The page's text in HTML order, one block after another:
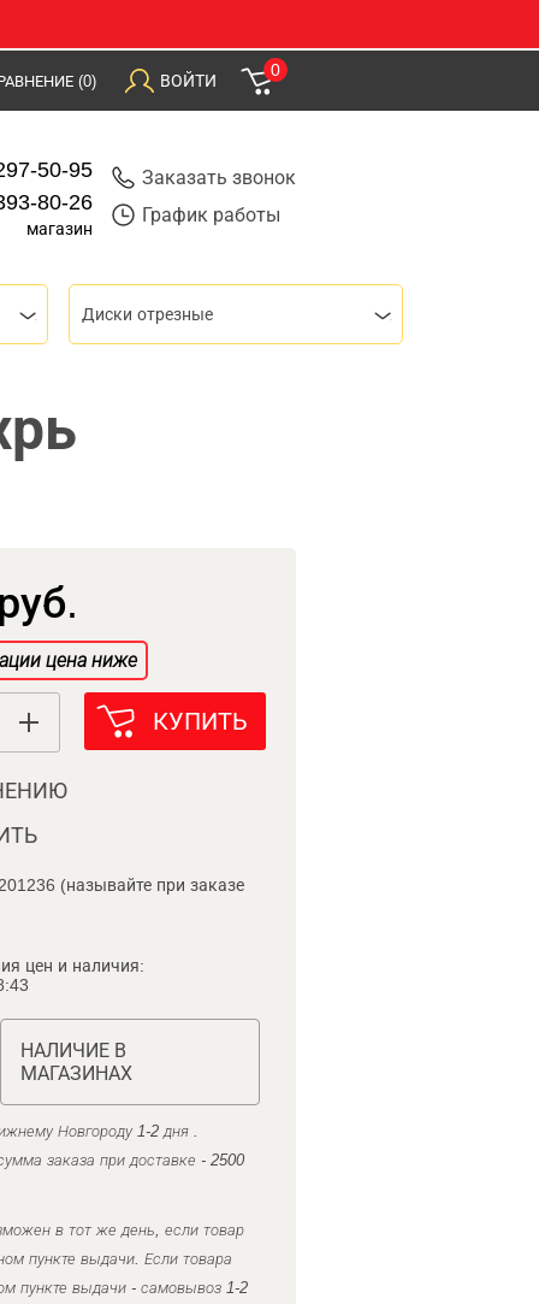
(0) ВОЙТИ
0
50-95
80-26
магазин
Заказать звонок
График работы
Диски отрезные
цена ниже
КУПИТЬ
(называйте при заказе
цен и наличия:
НАЛИЧИЕ В
МАГАЗИНАХ
Новгороду 1-2 дня .
заказа при доставке - 2500
в тот же день, если товар
пункте выдачи. Если товара
пункте выдачи - самовывоз 1-2